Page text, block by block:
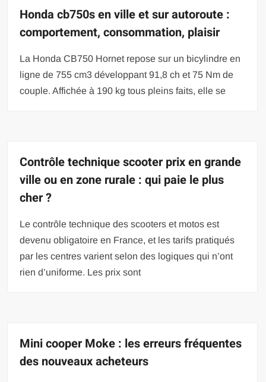
Honda cb750s en ville et sur autoroute :
comportement, consommation, plaisir
La Honda CB750 Hornet repose sur un bicylindre en
ligne de 755 cm3 développant 91,8 ch et 75 Nm de
couple. Affichée à 190 kg tous pleins faits, elle se
Contrôle technique scooter prix en grande
ville ou en zone rurale : qui paie le plus
cher ?
Le contrôle technique des scooters et motos est
devenu obligatoire en France, et les tarifs pratiqués
par les centres varient selon des logiques qui n’ont
rien d’uniforme. Les prix sont
Mini cooper Moke : les erreurs fréquentes
des nouveaux acheteurs